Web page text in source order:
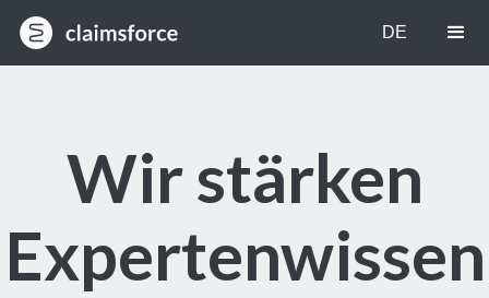
DE
Wir stärken
Expertenwissen